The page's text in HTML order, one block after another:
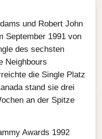
und Robert John
September 1991 von
des sechsten
Neighbours
die Single Platz
stand sie drei
an der Spitze
Awards 1992